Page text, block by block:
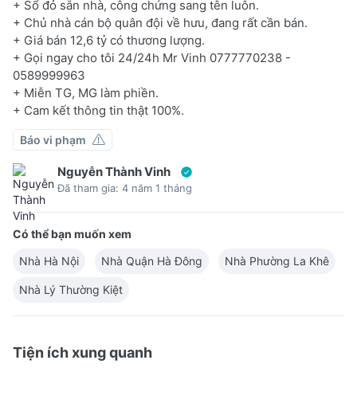
+ Sổ đỏ sẵn nhà, công chứng sang tên luôn.
+ Chủ nhà cán bộ quân đội về hưu, đang rất cần bán.
+ Giá bán 12,6 tỷ có thương lượng.
+ Gọi ngay cho tôi 24/24h Mr Vinh 0777770238 -
0589999963
+ Miễn TG, MG làm phiền.
+ Cam kết thông tin thật 100%.
Báo vi phạm
Nguyễn Thành Vinh
Đã tham gia: 4 năm 1 tháng
Có thể bạn muốn xem
Nhà Hà Nội
Nhà Quận Hà Đông Nhà Phường La Khê
Nhà Lý Thường Kiệt
Tiện ích xung quanh